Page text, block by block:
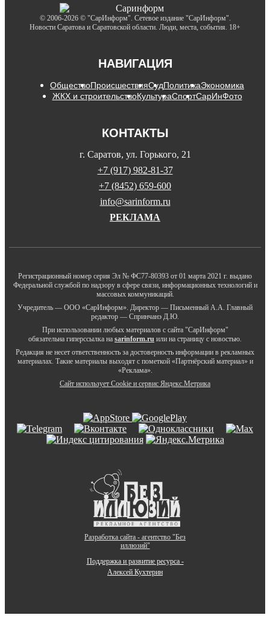
© 2006-2026 © "СарИнформ". Сетевое издание "СарИнформ".
Новости Саратова и Саратовской области. Люди, места, события. 18+
НАВИГАЦИЯ
ОбществоПроисшествияСудПолитикаЭкономика
ЖКХ и строительствоКультураСпортСарИнФото
КОНТАКТЫ
г. Саратов, ул. Горького, 21
+7 (917) 982-81-37
+7 (8452) 659-600
info@sarinform.ru
РЕКЛАМА
Регистрационный номер серия Эл № ФС77-80393 от 01 марта 2021 г. выдано
Федеральной службой по надзору в сфере связи, информационных технологий и
массовых коммуникаций.
Учредитель — ООО «СарИнформ». Директор — Письменный А.А. Главный
редактор — Спринчанэ Д.Ю.
При использовании любых материалов с сайта "СарИнформ"
обязательна гиперссылка на sarinform.ru или на страницу с новостью.
Редакция не несет ответственность за достоверность информации в рекламных
материалах. Такие материалы выходят с пометкой «Партнёрский материал» и
«Реклама».
Сайт использует Cookie и сервиc Яндекс.Метрика
Разработка сайта - агентство "Без
иллюзий"
Поддержка и развитие ресурса -
Алексей Кухтерин